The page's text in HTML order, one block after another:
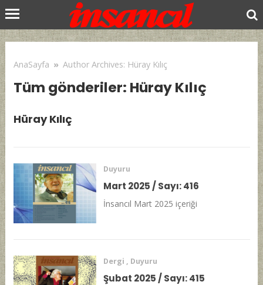
AnaSayfa » Author Archives: Hüray Kılıç
Tüm gönderiler: Hüray Kılıç
Hüray Kılıç
Duyuru
Mart 2025 / Sayı: 416
İnsancıl Mart 2025 içeriği
Dergi , Duyuru
Şubat 2025 / Sayı: 415